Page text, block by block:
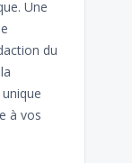
Une
du
à vos